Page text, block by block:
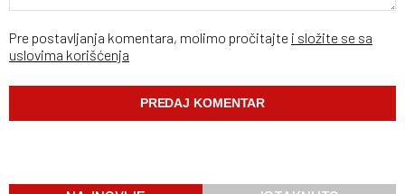
Pre postavljanja komentara, molimo pročitajte i složite se sa
uslovima korišćenja